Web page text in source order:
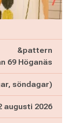
&pattern
69 Höganäs
söndagar)
augusti 2026